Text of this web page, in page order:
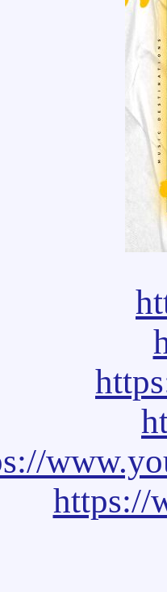
https://